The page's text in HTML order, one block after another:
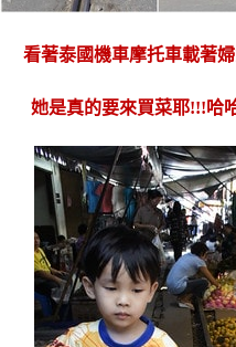
看著泰國機車摩托車載著
她是真的要來買菜耶!!!哈